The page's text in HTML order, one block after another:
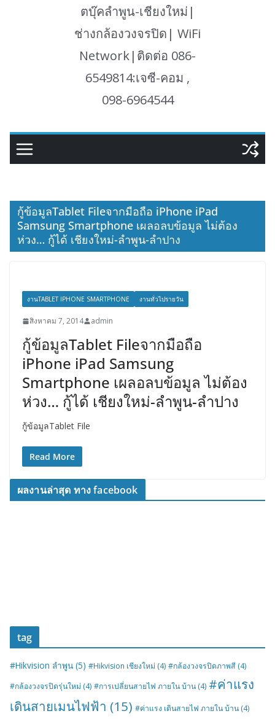
ตบุ๊คลำพูน-เชียงใหม่|
ช่างกล้องวงจรปิด| WiFi
Network|ติดต่อ 086-
6549814:เจซี-คอม ,
098-6964544
กู้ข้อมูลTablet Fileจากมือถือ iPhone iPad
Samsung Smartphone เผลอลบข้อมูล ไม่ต้อง
ห่วง… กู้ได้ เชียงใหม่-ลำพูน-ลำปาง
งานTABLET IPHONE SMARTPHONE งานทั่วไปรายวัน
สิงหาคม 7, 2014 admin
กู้ข้อมูลTablet Fileจากมือถือ
iPhone iPad Samsung
Smartphone เผลอลบข้อมูล ไม่ต้อง
ห่วง… กู้ได้ เชียงใหม่-ลำพูน-ลำปาง
กู้ข้อมูลTablet File
Read More
ผลงานล่าสุด ทาง facebook
tag
#Hikvision ลำพูน (5) #Hikvision เชียงใหม่ (4) #กล้องวงจรปิดภาพสี (4)
#กล้องวงจรปิดรุ่นใหม่ (4) #การเปลี่ยนสายไฟ ภายใน บ้าน (4) #ค่าแรง
เดินสายเมนไฟฟ้า (15) #ค่าแรง เดินสายไฟ ภายใน บ้าน (4)